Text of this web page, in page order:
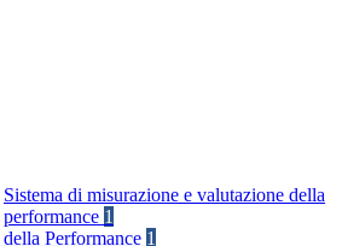
Sistema di misurazione e valutazione della
performance 1
Performance 1